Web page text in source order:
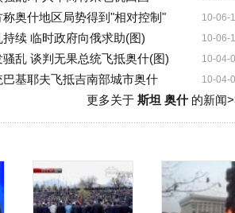
10-06-
奥什地区局势得到"相对控制"
10-06-
续 临时政府向俄求助(图)
10-04-
乱 谈判无果总统飞抵奥什(图)
10-04-
基耶夫飞抵吉南部城市奥什
更多关于 斯坦 奥什的新闻